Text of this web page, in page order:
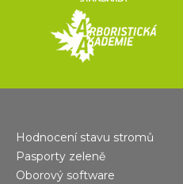
Hodnocení stavu stromů
Pasporty zeleně
Oborový software